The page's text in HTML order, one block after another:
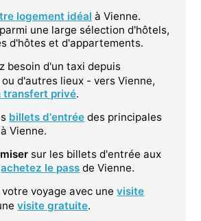
logement idéal à Vienne.
une large sélection d'hôtels,
d'hôtes et d'appartements.
besoin d'un taxi depuis
d'autres lieux - vers Vienne,
transfert privé.
billets d'entrée des principales
Vienne.
sur les billets d'entrée aux
achetez le pass de Vienne.
votre voyage avec unevisite
visite gratuite.